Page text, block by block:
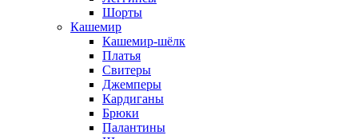
Шорты
Кашемир
Кашемир-шёлк
Платья
Свитеры
Джемперы
Кардиганы
Брюки
Палантины